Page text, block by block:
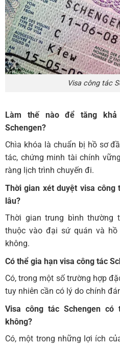
Visa công tác
Làm thế nào để tăng
Schengen?
Chìa khóa là chuẩn bị hồ sơ
tác, chứng minh tài chính
ràng lịch trình chuyến đi.
Thời gian xét duyệt visa công
lâu?
Thời gian trung bình thường
thuộc vào đại sứ quán và
không.
Có thể gia hạn visa công tác
Có, trong một số trường hợp
tuy nhiên cần có lý do chính
Visa công tác Schengen
không?
Có, một trong những lợi ích